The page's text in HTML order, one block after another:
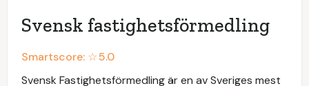
Svensk fastighetsförmedling
Smartscore: ☆5.0
Svensk Fastighetsförmedling är en av Sveriges mest